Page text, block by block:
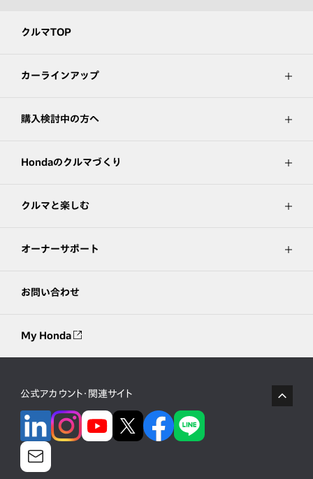
クルマTOP
カーラインアップ
購入検討中の方へ
Hondaのクルマづくり
クルマと楽しむ
オーナーサポート
お問い合わせ
My Honda
公式アカウント・関連サイト